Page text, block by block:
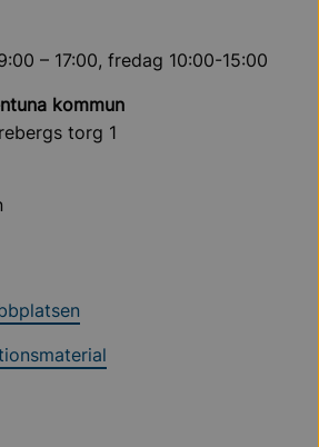
– 17:00, fredag 10:00-15:00
kommun
torg 1